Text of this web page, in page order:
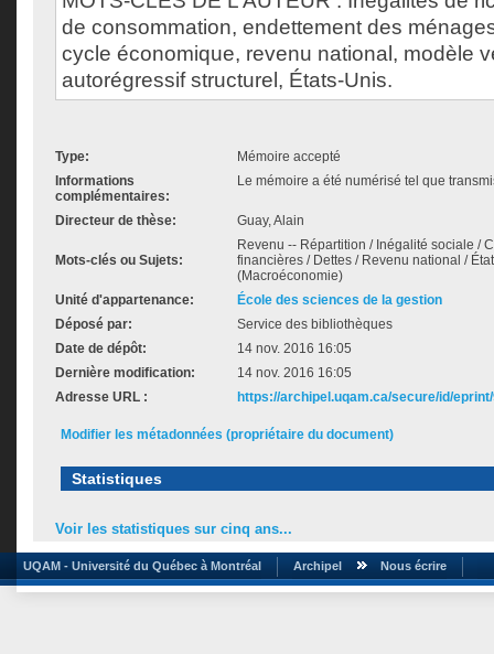
de consommation, endettement des
cycle économique, revenu national, modèle
autorégressif structurel, États-Unis.
Type:
Mémoire accepté
Informations
complémentaires:
Le mémoire a été numérisé tel que
Directeur de thèse: Guay, Alain
Mots-clés ou Sujets:
Revenu -- Répartition / Inégalité sociale /
financières / Dettes / Revenu national /
(Macroéconomie)
Unité d'appartenance:
École des sciences de la gestion
Déposé par:
Service des bibliothèques
Date de dépôt:
14 nov. 2016 16:05
Dernière modification:
14 nov. 2016 16:05
Adresse URL :
https://archipel.uqam.ca/secure/id/
Modifier les métadonnées (propriétaire du document)
Statistiques
Voir les statistiques sur cinq ans...
UQAM - Université du Québec à Montréal Archipel Nous écrire